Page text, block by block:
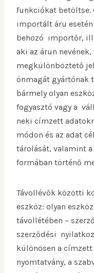
funkciókat betöltse.
importált áru
behozó importőr,
aki az árun
megkülönböztető
önmagát gyártónak
bármely olyan
fogyasztó vagy a
neki címzett
módon és az adat
tárolását, valamint
formában történő
Távollévők közötti
eszköz: olyan
távollétében –
szerződési
különösen a
nyomtatvány, a